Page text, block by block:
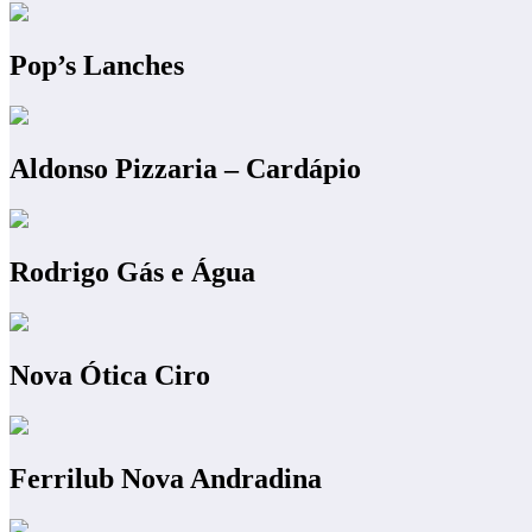
Pop’s Lanches
Aldonso Pizzaria – Cardápio
Rodrigo Gás e Água
Nova Ótica Ciro
Ferrilub Nova Andradina